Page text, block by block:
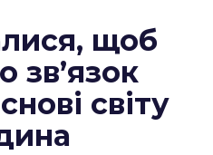
щоб
зв’язок
світу